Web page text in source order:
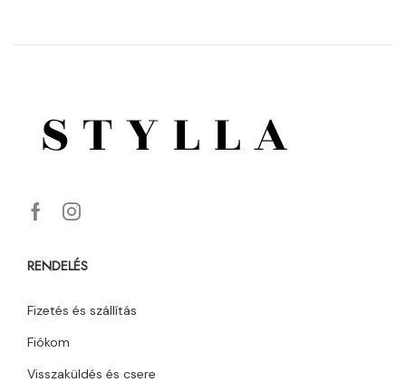
RENDELÉS
Fizetés és szállítás
Fiókom
Visszaküldés és csere